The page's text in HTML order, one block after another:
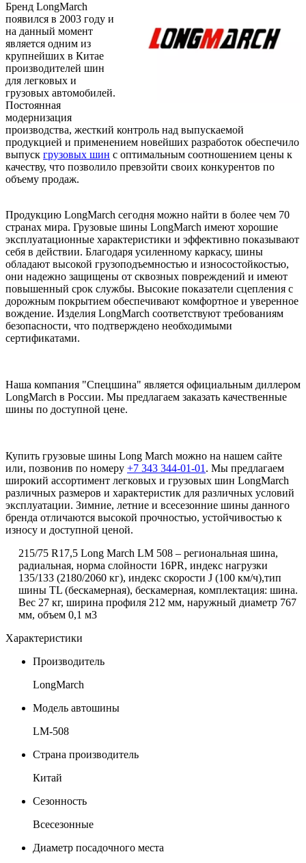
Бренд LongMarch
появился в 2003 году и
на данный момент
является одним из
крупнейших в Китае
производителей шин
для легковых и
грузовых автомобилей.
Постоянная
модернизация
производства, жесткий контроль над выпускаемой
продукцией и применением новейших разработок обеспечило
выпуск грузовых шин с оптимальным соотношением цены к
качеству, что позволило превзойти своих конкурентов по
объему продаж.
Продукцию LongMarch сегодня можно найти в более чем 70
странах мира. Грузовые шины LongMarch имеют хорошие
эксплуатационные характеристики и эффективно показывают
себя в действии. Благодаря усиленному каркасу, шины
обладают высокой грузоподъемностью и износостойкостью,
они надежно защищены от сквозных повреждений и имеют
повышенный срок службы. Высокие показатели сцепления с
дорожным покрытием обеспечивают комфортное и уверенное
вождение. Изделия LongMarch соответствуют требованиям
безопасности, что подтверждено необходимыми
сертификатами.
Наша компания "Спецшина" является официальным диллером
LongMarch в России. Мы предлагаем заказать качественные
шины по доступной цене.
Купить грузовые шины Long March можно на нашем сайте
или, позвонив по номеру +7 343 344-01-01 . Мы предлагаем
широкий ассортимент легковых и грузовых шин LongMarch
различных размеров и характеристик для различных условий
эксплуатации. Зимние, летние и всесезонние шины данного
бренда отличаются высокой прочностью, устойчивостью к
износу и доступной ценой.
215/75 R17,5 Long March LM 508 – региональная шина,
радиальная, норма слойности 16PR, индекс нагрузки
135/133 (2180/2060 кг), индекс скорости J(100 км/ч),тип
шины TL (бескамерная), бескамерная, комплектация: шина.
Вес 27 кг, ширина профиля 212 мм, наружный диаметр 767
мм, объем 0,1 м3
Характеристики
Производитель
LongMarch
Модель автошины
LM-508
Страна производитель
Китай
Сезонность
Всесезонные
Диаметр посадочного места